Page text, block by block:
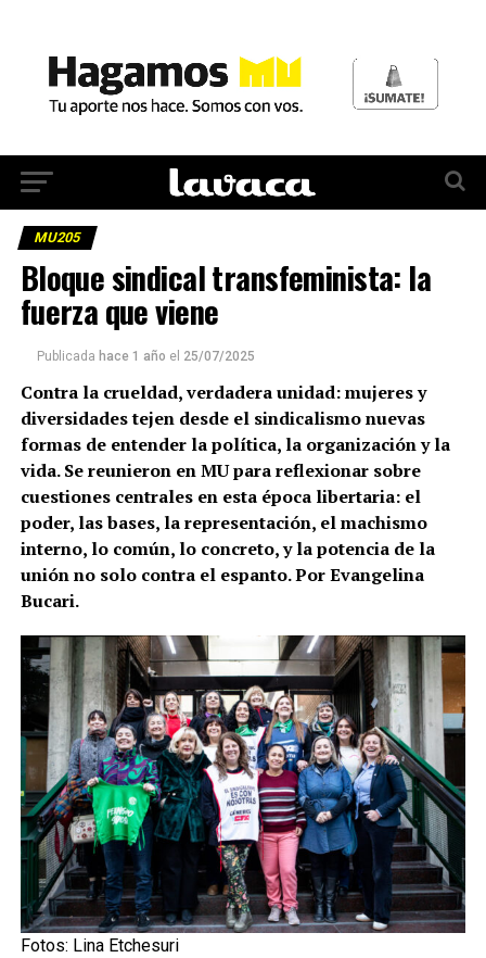
MU205
Bloque sindical transfeminista: la
fuerza que viene
Publicada hace 1 año el 25/07/2025
Contra la crueldad, verdadera unidad: mujeres y
diversidades tejen desde el sindicalismo nuevas
formas de entender la política, la organización y la
vida. Se reunieron en MU para reflexionar sobre
cuestiones centrales en esta época libertaria: el
poder, las bases, la representación, el machismo
interno, lo común, lo concreto, y la potencia de la
unión no solo contra el espanto. Por Evangelina
Bucari.
Fotos: Lina Etchesuri